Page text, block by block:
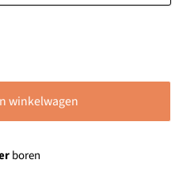
winkelwagen
boren